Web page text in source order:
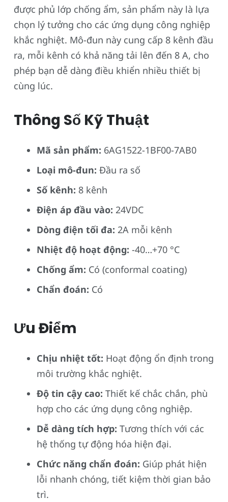
được phủ lớp chống ẩm, sản phẩm này là lựa
chọn lý tưởng cho các ứng dụng công nghiệp
khắc nghiệt. Mô-đun này cung cấp 8 kênh đầu
ra, mỗi kênh có khả năng tải lên đến 8 A, cho
phép bạn dễ dàng điều khiển nhiều thiết bị
cùng lúc.
Thông Số Kỹ Thuật
Mã sản phẩm: 6AG1522-1BF00-7AB0
Loại mô-đun: Đầu ra số
Số kênh: 8 kênh
Điện áp đầu vào: 24VDC
Dòng điện tối đa: 2A mỗi kênh
Nhiệt độ hoạt động: -40…+70 °C
Chống ẩm: Có (conformal coating)
Chẩn đoán: Có
Ưu Điểm
Chịu nhiệt tốt: Hoạt động ổn định trong
môi trường khắc nghiệt.
Độ tin cậy cao: Thiết kế chắc chắn, phù
hợp cho các ứng dụng công nghiệp.
Dễ dàng tích hợp: Tương thích với các
hệ thống tự động hóa hiện đại.
Chức năng chẩn đoán: Giúp phát hiện
lỗi nhanh chóng, tiết kiệm thời gian bảo
trì.